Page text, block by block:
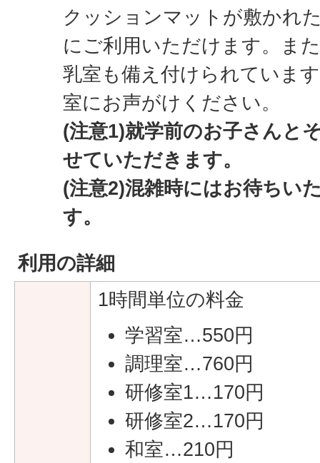
クッションマットが敷かれ
にご利用いただけます。ま
乳室も備え付けられていま
室にお声がけください。
(注意1)就学前のお子さんと
せていただきます。
(注意2)混雑時にはお待ちい
す。
利用の詳細
1時間単位の料金
学習室…550円
調理室…760円
研修室1…170円
研修室2…170円
和室…210円